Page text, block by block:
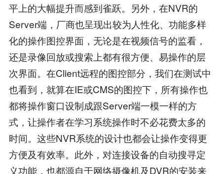
平上的大幅提升而感到雀跃。另外，在NVR的
Server端，厂商也呈现出较为人性化、功能多样
化的操作图控界面，无论是在视频信号的监看，
还是录像回放或搜索上都有很方便、易操作的层
次界面。在Client远程的图控部分，我们在测试中
也看到，就算在IE或CMS的图控下，所有操作也
都将操作窗口设制成跟Server端一模一样的方
式，让操作者在学习系统操作时不必花费太多的
时间。这些NVR系统的设计也都会让操作变得更
方便及有效率。此外，对连接设备的自动搜寻定
义功能，也都源自于网络摄像机及DVR的安装来